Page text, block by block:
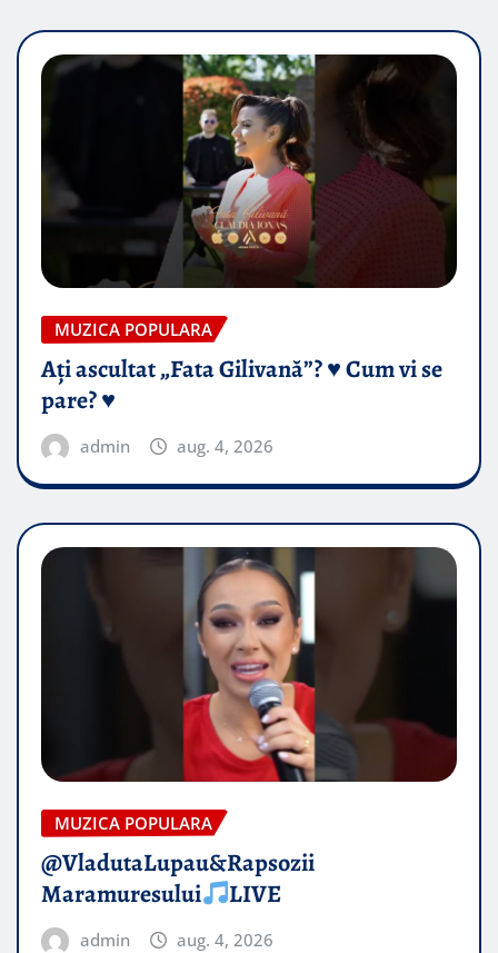
MUZICA POPULARA
Ați ascultat „Fata Gilivană”? ♥️ Cum vi se
pare? ♥️
admin aug. 4, 2026
MUZICA POPULARA
@VladutaLupau&Rapsozii
Maramuresului
LIVE
admin aug. 4, 2026